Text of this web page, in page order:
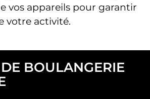
vos appareils pour garantir
votre activité.
BOULANGERIE